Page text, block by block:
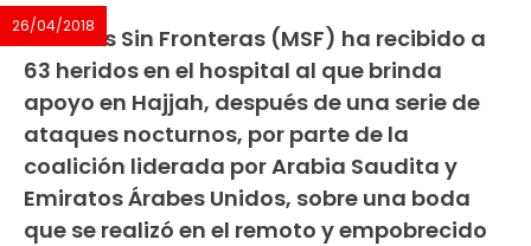
26/04/2018
Médicos Sin Fronteras (MSF) ha recibido a
63 heridos en el hospital al que brinda
apoyo en Hajjah, después de una serie de
ataques nocturnos, por parte de la
coalición liderada por Arabia Saudita y
Emiratos Árabes Unidos, sobre una boda
que se realizó en el remoto y empobrecido